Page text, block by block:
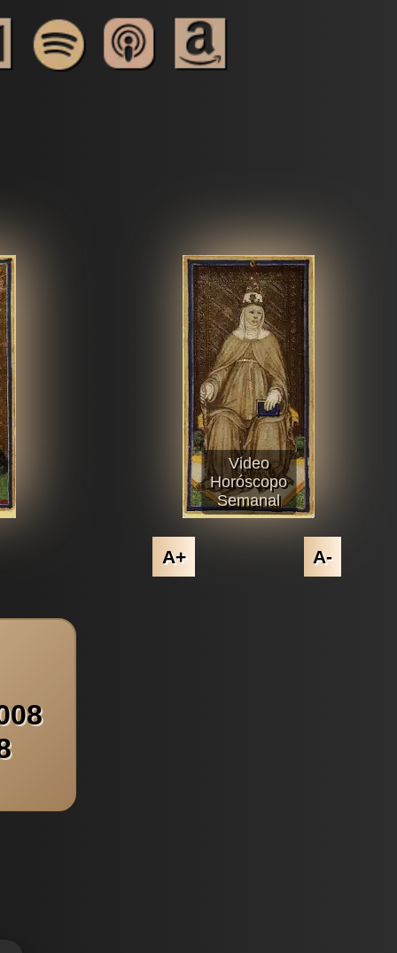
Video
Horóscopo
Semanal
A+ A-